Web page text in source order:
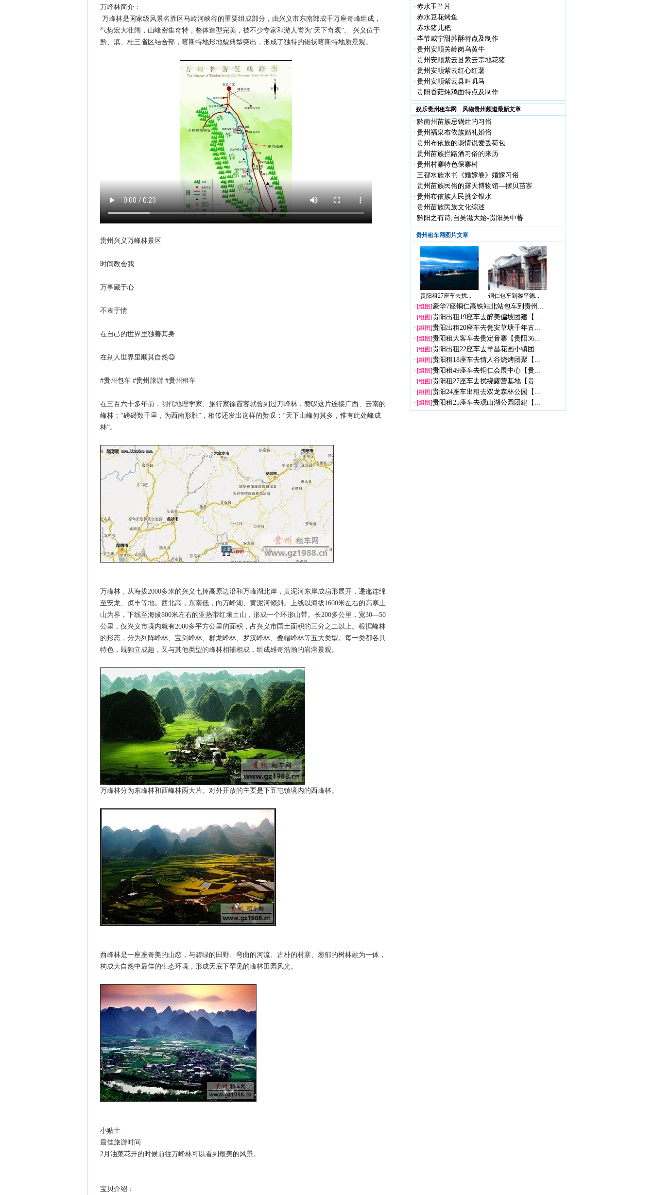
万峰林简介：
万峰林是国家级风景名胜区马岭河峡谷的重要组成部分，由兴义市东南部成千万座奇峰组成，
气势宏大壮阔，山峰密集奇特，整体造型完美，被不少专家和游人誉为“天下奇观”。 兴义位于
黔、滇、桂三省区结合部，喀斯特地形地貌典型突出，形成了独特的锥状喀斯特地质景观。
贵州兴义万峰林景区
时间教会我
万事藏于心
不表于情
在自己的世界里独善其身
在别人世界里顺其自然😋
#贵州包车 #贵州旅游 #贵州租车
在三百六十多年前，明代地理学家、旅行家徐霞客就曾到过万峰林，赞叹这片连接广西、云南的
峰林：“磅礴数千里，为西南形胜”，相传还发出这样的赞叹：“天下山峰何其多，惟有此处峰成
林”。
万峰林，从海拔2000多米的兴义七捧高原边沿和万峰湖北岸，黄泥河东岸成扇形展开，逶迤连绵
至安龙、贞丰等地。西北高，东南低，向万峰湖、黄泥河倾斜。上线以海拔1600米左右的高寒土
山为界，下线至海拔800米左右的亚热带红壤土山，形成一个环形山带。长200多公里，宽30―50
公里，仅兴义市境内就有2000多平方公里的面积，占兴义市国土面积的三分之二以上。根据峰林
的形态，分为列阵峰林、宝剑峰林、群龙峰林、罗汉峰林、叠帽峰林等五大类型。每一类都各具
特色，既独立成趣，又与其他类型的峰林相辅相成，组成雄奇浩瀚的岩溶景观。
万峰林分为东峰林和西峰林两大片。对外开放的主要是下五屯镇境内的西峰林。
西峰林是一座座奇美的山恋，与碧绿的田野、弯曲的河流、古朴的村寨、葱郁的树林融为一体，
构成大自然中最佳的生态环境，形成天底下罕见的峰林田园风光。
小贴士
最佳旅游时间
2月油菜花开的时候前往万峰林可以看到最美的风景。
宝贝介绍：
· 赤水玉兰片
· 赤水豆花烤鱼
· 赤水猪儿粑
· 毕节威宁甜荞酥特点及制作
· 贵州安顺关岭岗乌黄牛
· 贵州安顺紫云县紫云宗地花猪
· 贵州安顺紫云红心红薯
· 贵州安顺紫云县叫叽马
· 贵阳香菇炖鸡面特点及制作
娱乐贵州租车网—风物贵州频道最新文章
· 黔南州苗族忌锅灶的习俗
· 贵州福泉布依族婚礼婚俗
· 贵州布依族的谈情说爱丢荷包
· 贵州苗族拦路酒习俗的来历
· 贵州村寨特色保寨树
· 三都水族水书《婚嫁卷》婚嫁习俗
· 贵州苗族民俗的露天博物馆—摆贝苗寨
· 贵州布依族人民挑金银水
· 贵州苗族民族文化综述
· 黔阳之有诗,自吴滋大始-贵阳吴中蕃
贵州租车网图片文章
贵阳租27座车去扰...
铜仁包车到黎平德...
· [组图]豪华7座铜仁高铁站北站包车到贵州...
· [组图]贵阳出租19座车去醉美偏坡团建【...
· [组图]贵阳出租20座车去瓮安草塘千年古...
· [组图]贵阳租大客车去贵定音寨【贵阳36...
· [组图]贵阳出租22座车去羊昌花画小镇团...
· [组图]贵阳租18座车去情人谷烧烤团聚【...
· [组图]贵阳租49座车去铜仁会展中心【贵...
· [组图]贵阳租27座车去扰绕露营基地【贵...
· [组图]贵阳24座车出租去双龙森林公园【...
· [组图]贵阳租25座车去观山湖公园团建【...